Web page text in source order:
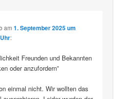
am 1. September 2025 um
:
Freunden und Bekannten
oder anzufordern”
einmal nicht. Wir wollten das